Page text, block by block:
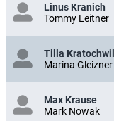
Linus Kranich
Tommy Leitner
Tilla Kratochwil
Marina Gleizner
Max Krause
Mark Nowak